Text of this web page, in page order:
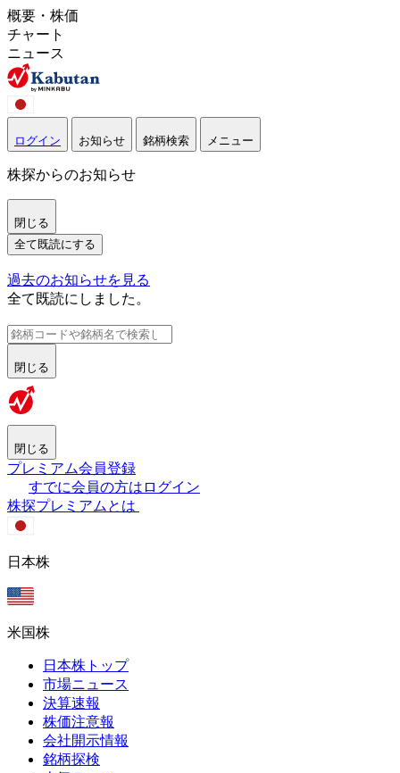
概要・株価
チャート
ニュース
ログイン お知らせ 銘柄検索 メニュー
株探からのお知らせ
閉じる
全て既読にする
過去のお知らせを見る
全て既読にしました。
閉じる
閉じる
プレミアム会員登録
すでに会員の方はログイン
株探プレミアムとは
日本株
米国株
日本株トップ
市場ニュース
決算速報
株価注意報
会社開示情報
銘柄探検